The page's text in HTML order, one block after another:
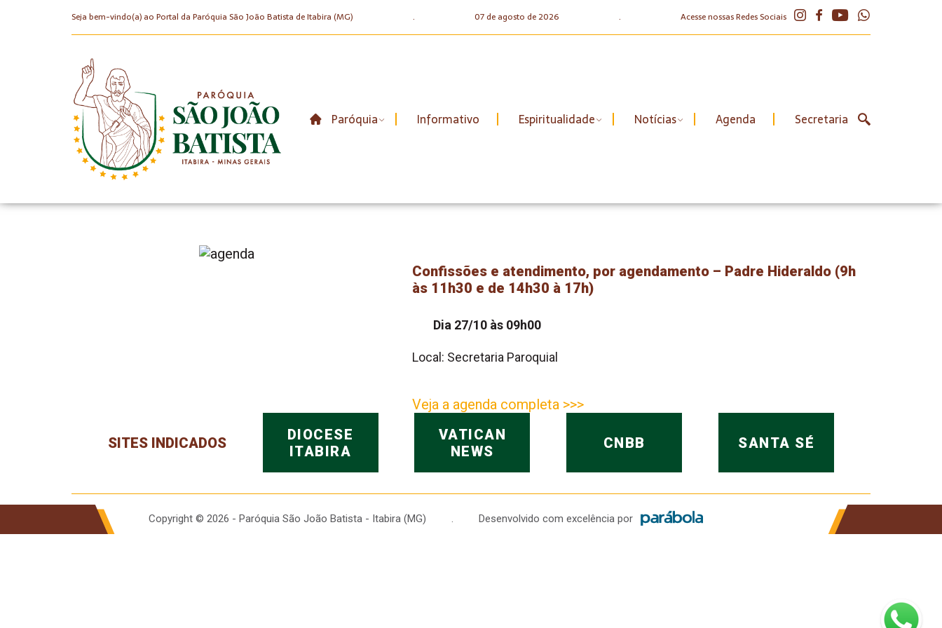
Seja bem-vindo(a) ao Portal da Paróquia São João Batista de Itabira (MG) . 07 de agosto de 2026 . Acesse nossas Redes Sociais
Paróquia Informativo Espiritualidade Notícias Agenda Secretaria
Confissões e atendimento, por agendamento – Padre Hideraldo (9h
às 11h30 e de 14h30 à 17h)
Dia 27/10 às 09h00
Local: Secretaria Paroquial
Veja a agenda completa >>>
SITES INDICADOS
DIOCESE
ITABIRA
VATICAN
NEWS
CNBB SANTA SÉ
Copyright © 2026 - Paróquia São João Batista - Itabira (MG) . Desenvolvido com excelência por